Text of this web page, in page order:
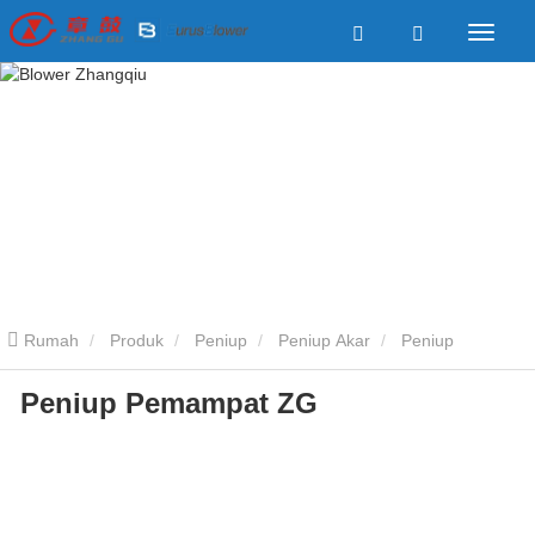
Rumah Produk Peniup Peniup Akar
Pemampat ZG
Peniup Pemampat ZG